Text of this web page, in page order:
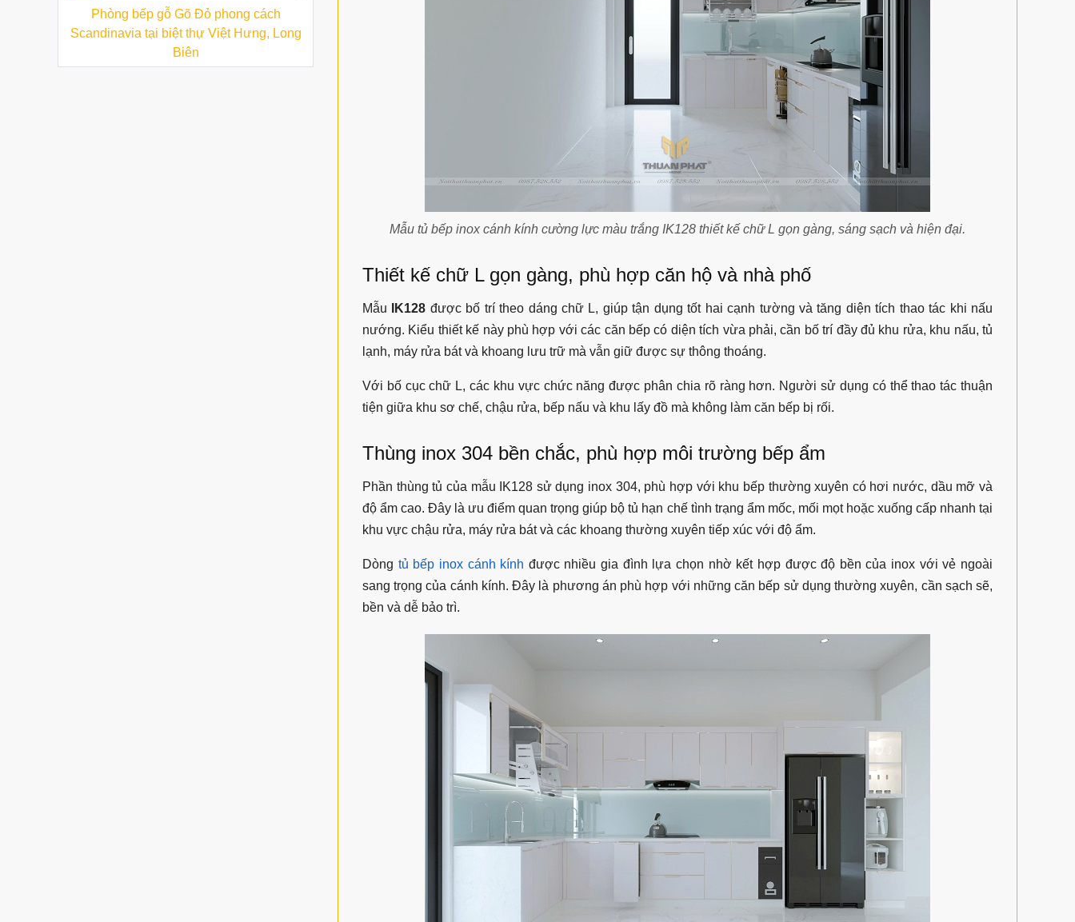
Mẫu tủ bếp inox cánh kính cường lực màu trắng IK128 thiết kế chữ L gọn gàng, sáng sạch và hiện đại.
Thiết kế chữ L gọn gàng, phù hợp căn hộ và nhà phố
Mẫu IK128 được bố trí theo dáng chữ L, giúp tận dụng tốt hai cạnh tường và tăng diện tích thao tác khi nấu
nướng. Kiểu thiết kế này phù hợp với các căn bếp có diện tích vừa phải, cần bố trí đầy đủ khu rửa, khu nấu, tủ
lạnh, máy rửa bát và khoang lưu trữ mà vẫn giữ được sự thông thoáng.
Với bố cục chữ L, các khu vực chức năng được phân chia rõ ràng hơn. Người sử dụng có thể thao tác thuận
tiện giữa khu sơ chế, chậu rửa, bếp nấu và khu lấy đồ mà không làm căn bếp bị rối.
Thùng inox 304 bền chắc, phù hợp môi trường bếp ẩm
Phần thùng tủ của mẫu IK128 sử dụng inox 304, phù hợp với khu bếp thường xuyên có hơi nước, dầu mỡ và
độ ẩm cao. Đây là ưu điểm quan trọng giúp bộ tủ hạn chế tình trạng ẩm mốc, mối mọt hoặc xuống cấp nhanh tại
khu vực chậu rửa, máy rửa bát và các khoang thường xuyên tiếp xúc với độ ẩm.
Dòng tủ bếp inox cánh kính được nhiều gia đình lựa chọn nhờ kết hợp được độ bền của inox với vẻ ngoài
sang trọng của cánh kính. Đây là phương án phù hợp với những căn bếp sử dụng thường xuyên, cần sạch sẽ,
bền và dễ bảo trì.
Phòng bếp gỗ Gõ Đỏ phong cách
Scandinavia tại biệt thự Việt Hưng, Long
Biên